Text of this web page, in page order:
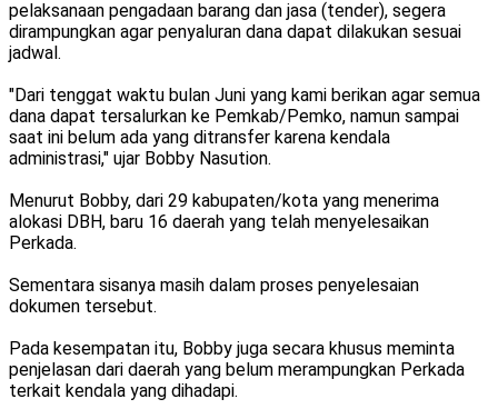
pelaksanaan pengadaan barang dan jasa (tender), segera
dirampungkan agar penyaluran dana dapat dilakukan sesuai
jadwal.
"Dari tenggat waktu bulan Juni yang kami berikan agar semua
dana dapat tersalurkan ke Pemkab/Pemko, namun sampai
saat ini belum ada yang ditransfer karena kendala
administrasi," ujar Bobby Nasution.
Menurut Bobby, dari 29 kabupaten/kota yang menerima
alokasi DBH, baru 16 daerah yang telah menyelesaikan
Perkada.
Sementara sisanya masih dalam proses penyelesaian
dokumen tersebut.
Pada kesempatan itu, Bobby juga secara khusus meminta
penjelasan dari daerah yang belum merampungkan Perkada
terkait kendala yang dihadapi.